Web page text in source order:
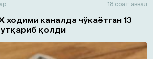
18 соат аввал
ходими каналда чўкаётган 13
қолди